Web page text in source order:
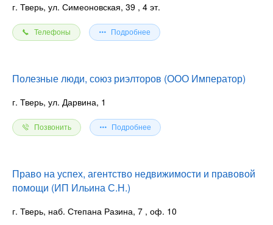
г. Тверь, ул. Симеоновская, 39 , 4 эт.
Телефоны Подробнее
Полезные люди, союз риэлторов (ООО Император)
г. Тверь, ул. Дарвина, 1
Позвонить Подробнее
Право на успех, агентство недвижимости и правовой
помощи (ИП Ильина С.Н.)
г. Тверь, наб. Степана Разина, 7 , оф. 10